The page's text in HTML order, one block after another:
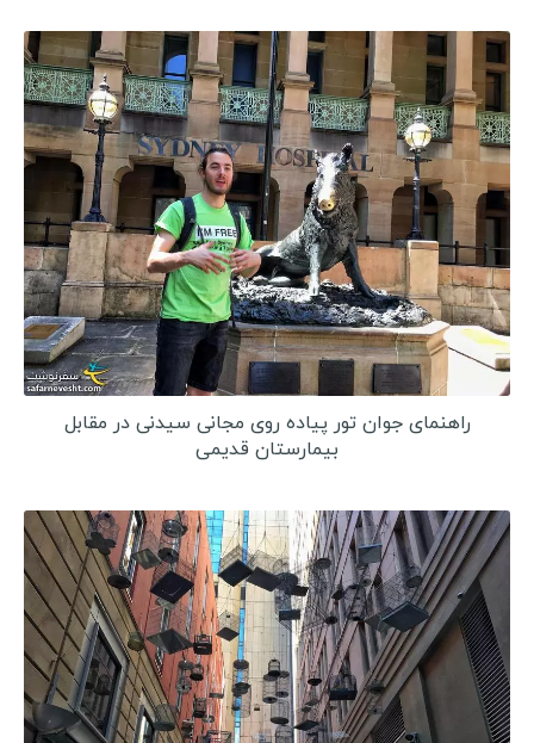
ویزا کشورهای آسیایی
ویزا کشورهای اروپایی
ویزا کشورهای آمریکای لاتین
ویزا کشورهای آفریقایی
ویزا کشورهای اقیانوسیه
راهنمای سفر
شروع جهانگردی
انگلیسی در سفر
سفرنامه نویسان ایرانی
مکزیک
کوبا
برزیل
پرو
ونزوئلا
راهنمای جوان تور پیاده روی مجانی سیدنی در مقابل
بیمارستان قدیمی